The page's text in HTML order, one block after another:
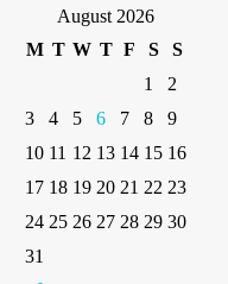
August 2026
M T W T F S
S
1
2
3
4 5 6 7 8
9
10 11 12 13 14 15 16
17 18 19 20 21 22 23
24 25 26 27 28 29 30
31